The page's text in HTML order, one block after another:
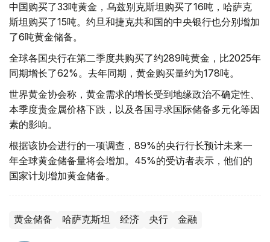
中国购买了33吨黄金，乌兹别克斯坦购买了16吨，哈萨克
斯坦购买了15吨。约旦和捷克共和国的中央银行也分别增加
了6吨黄金储备。
全球各国央行在第二季度共购买了约289吨黄金，比2025年
同期增长了62%。去年同期，黄金购买量约为178吨。
世界黄金协会称，黄金需求的增长受到地缘政治不确定性、
本季度贵金属价格下跌，以及各国寻求国际储备多元化等因
素的影响。
根据该协会进行的一项调查，89%的央行行长预计未来一
年全球黄金储备量将会增加。45%的受访者表示，他们的
国家计划增加黄金储备。
黄金储备 哈萨克斯坦 经济 央行 金融